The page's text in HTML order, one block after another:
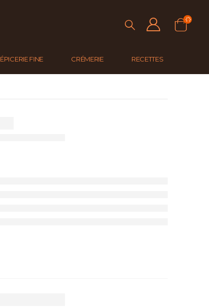
ÉPICERIE FINE CRÉMERIE RECETTES